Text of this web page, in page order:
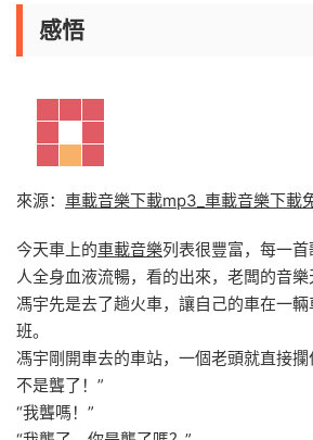
感悟
來源：車載音樂下載mp3_車載音樂下載
今天車上的